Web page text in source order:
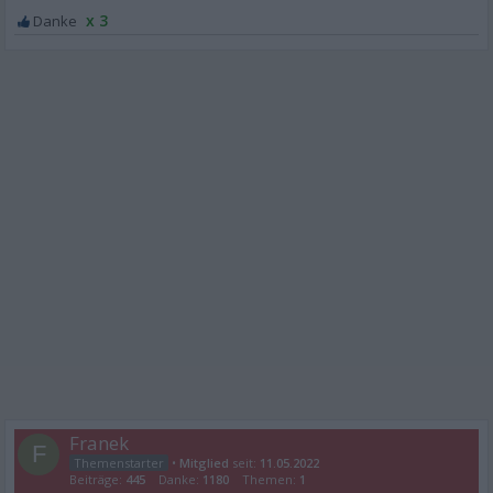
x 3
F Franek
• Mitglied seit: 11.05.2022
Beiträge: 445 Danke: 1180 Themen: 1